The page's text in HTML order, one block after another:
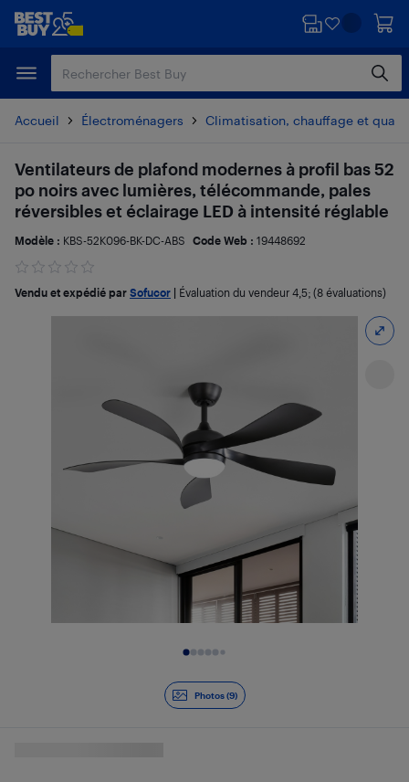
Passer
principal
Passer
Accueil Électroménagers Climatisation, chauffage et
Photos (9)
Ventilateurs de plafond modernes à profil bas 52
po noirs avec lumières, télécommande, pales
réversibles et éclairage LED à intensité réglable
Modèle : KBS-52K096-BK-DC-ABS Code Web : 19448692
Vendu et expédié par Sofucor Évaluation du vendeur 4,5; (8 évaluations)